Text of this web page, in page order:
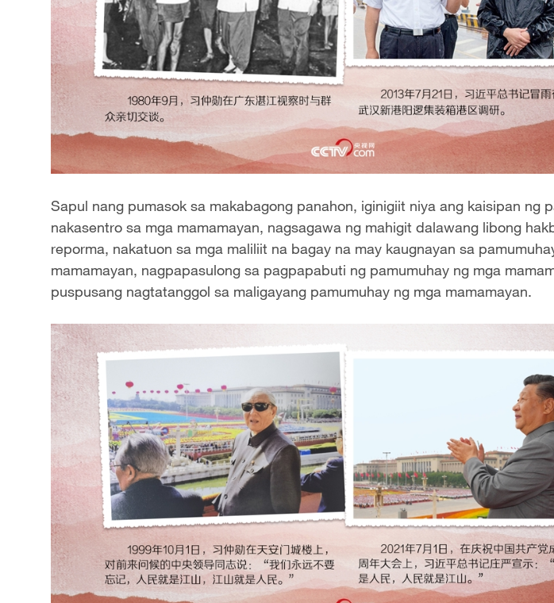
Sapul nang pumasok sa makabagong panahon, iginigiit niya ang kaisipan ng
nakasentro sa mga mamamayan, nagsagawa ng mahigit dalawang libong
reporma, nakatuon sa mga maliliit na bagay na may kaugnayan sa
mamamayan, nagpapasulong sa pagpapabuti ng pamumuhay ng mga
puspusang nagtatanggol sa maligayang pamumuhay ng mga mamamayan.